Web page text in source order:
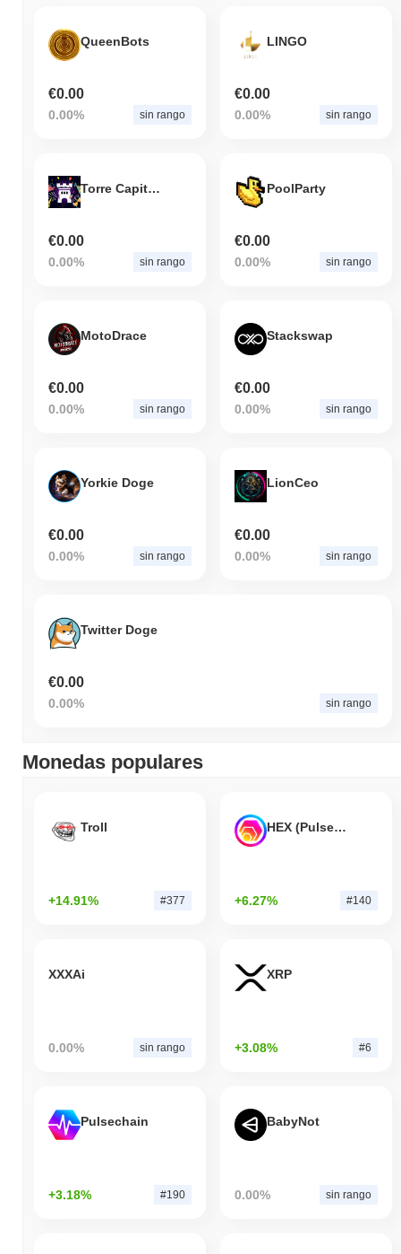
QueenBots
€0.00
0.00% sin rango
LINGO
€0.00
0.00% sin rango
Torre Capital International
€0.00
0.00% sin rango
PoolParty
€0.00
0.00% sin rango
MotoDrace
€0.00
0.00% sin rango
Stackswap
€0.00
0.00% sin rango
Yorkie Doge
€0.00
0.00% sin rango
LionCeo
€0.00
0.00% sin rango
Twitter Doge
€0.00
0.00% sin rango
Monedas populares
Troll
+14.91% #377
HEX (Pulsechain)
+6.27% #140
XXXAi
0.00% sin rango
XRP
+3.08% #6
Pulsechain
+3.18% #190
BabyNot
0.00% sin rango